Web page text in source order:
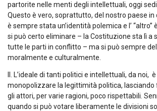
partorite nelle menti degli intellettuali, oggi
Questo è vero, soprattutto, del nostro paese in
è sempre stata un’identità polemica e l’ “altro”
si può certo eliminare – la Costituzione sta lì a
tutte le parti in conflitto – ma si può sempre
moralmente e culturalmente.
II. L’ideale di tanti politici e intellettuali, da noi,
monopolizzare la legittimità politica, lasciando
gli attori, per varie ragioni, poco rispettabili.
quando si può votare liberamente le divisioni